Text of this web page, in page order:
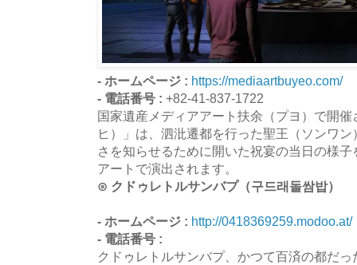
- ホームページ : https://mediaartbuyeo.com/
- 電話番号 : +82-41-837-1722
国家遺産メディアアート扶余（プヨ）で開
ヒ）」は、泗沘遷都を行った聖王（ソンワ
さを知らせるために開いた祝宴の当日の様
アートで演出されます。
⊙ クドゥレトルサンバプ（구드래돌쌈밥）
- ホームページ : http://0418369259.modoo.at/
- 電話番号 :
クドゥレトルサンバプ、かつて百済の都だ